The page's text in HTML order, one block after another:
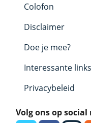
Colofon
Disclaimer
Doe je mee?
Interessante links
Privacybeleid
Volg ons op social